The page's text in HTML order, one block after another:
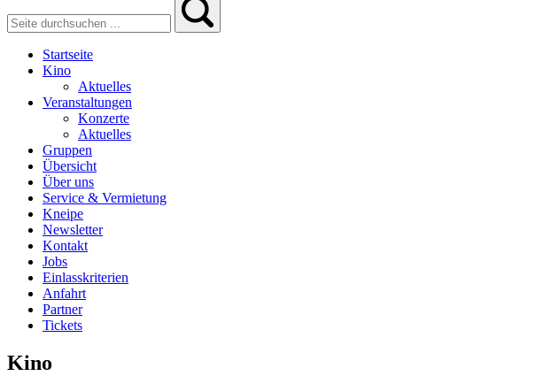
Startseite
Kino
Aktuelles
Veranstaltungen
Konzerte
Aktuelles
Gruppen
Übersicht
Über uns
Service & Vermietung
Kneipe
Newsletter
Kontakt
Jobs
Einlasskriterien
Anfahrt
Partner
Tickets
Kino